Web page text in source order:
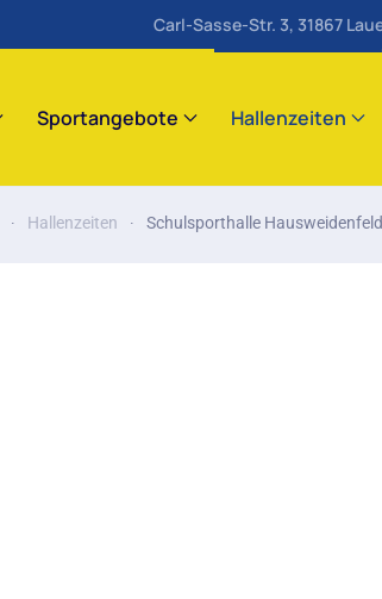
Carl-Sasse-Str. 3, 31867
Sportangebote Hallenzeiten
Hallenzeiten Schulsporthalle Hausweidenfeld